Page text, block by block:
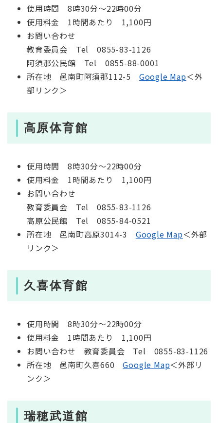
使用時間 8時30分～22時00分
使用料金 1時間あたり 1,100円
お問い合わせ
教育委員会 Tel 0855-83-1126
阿須那公民館 Tel 0855-88-0001
所在地 邑南町阿須那112-5 Google Map＜外
部リンク＞
高原体育館
使用時間 8時30分～22時00分
使用料金 1時間あたり 1,100円
お問い合わせ
教育委員会 Tel 0855-83-1126
高原公民館 Tel 0855-84-0521
所在地 邑南町高原3014-3 Google Map＜外部
リンク＞
久喜体育館
使用時間 8時30分～22時00分
使用料金 1時間あたり 1,100円
お問い合わせ 教育委員会 Tel 0855-83-1126
所在地 邑南町久喜660Google Map＜外部リ
ンク＞
瑞穂武道館